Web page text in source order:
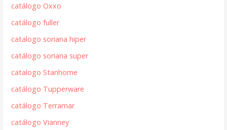
catálogo Oxxo
catálogo fuller
catalogo soriana hiper
catálogo soriana super
catalogo Stanhome
catálogo Tupperware
catálogo Terramar
catálogo Vianney